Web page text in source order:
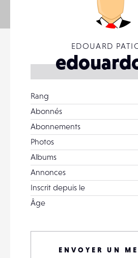
EDOUARD
Rang
Abonnés
Abonnements
Photos
Albums
Annonces
Inscrit depuis le
Âge
ENVOYER UN